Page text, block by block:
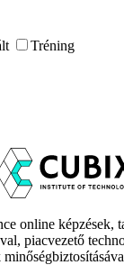
Tréning
online képzések,
piacvezető